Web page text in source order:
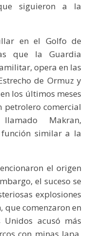
siguieron a la
en el Golfo de
que la Guardia
opera en las
de Ormuz y
los últimos meses
petrolero comercial
Makran,
similar a la
el origen
el suceso se
explosiones
que comenzaron en
acusó más